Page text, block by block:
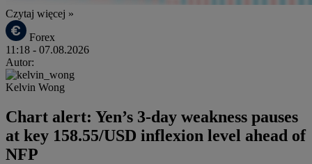
Czytaj więcej »
Forex
11:18 - 07.08.2026
Autor:
Kelvin Wong
Chart alert: Yen’s 3-day weakness pauses
at key 158.55/USD inflexion level ahead of
NFP